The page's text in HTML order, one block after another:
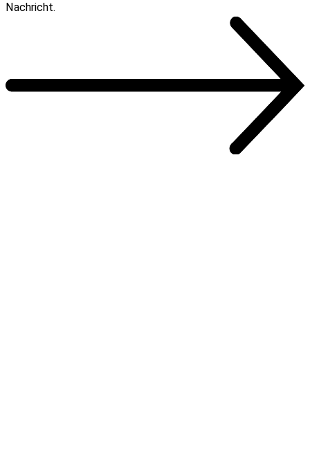
Nachricht.